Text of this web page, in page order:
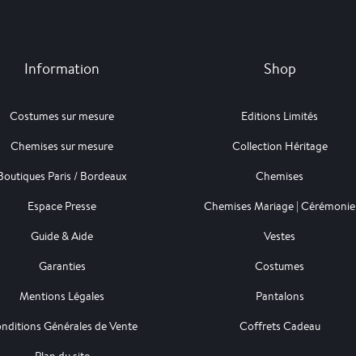
Information
Costumes sur mesure
Chemises sur mesure
Paris / Bordeaux
Espace Presse
Guide & Aide
Garanties
Mentions Légales
Générales de Vente
Shop
Editions Limités
Collection Héritage
Chemises
Chemises Mariage | Cérémonie
Vestes
Costumes
Pantalons
Coffrets Cadeau